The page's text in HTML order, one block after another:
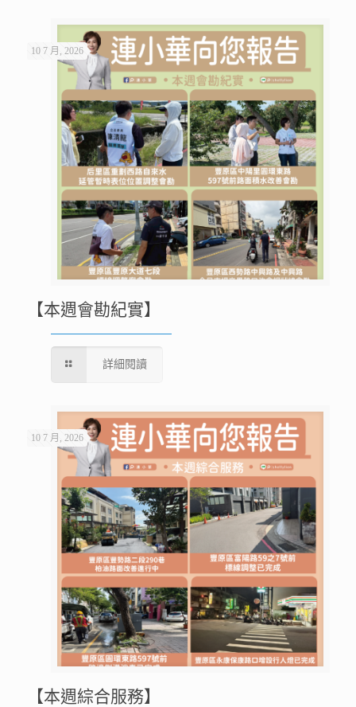
10 7 月, 2026
【本週會勘紀實】
詳細閱讀
10 7 月, 2026
【本週綜合服務】